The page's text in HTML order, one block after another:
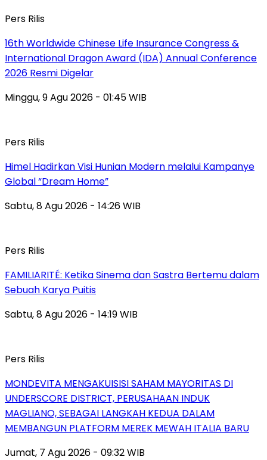
Pers Rilis
16th Worldwide Chinese Life Insurance Congress &
International Dragon Award (IDA) Annual Conference
2026 Resmi Digelar
Minggu, 9 Agu 2026 - 01:45 WIB
Pers Rilis
Himel Hadirkan Visi Hunian Modern melalui Kampanye
Global “Dream Home”
Sabtu, 8 Agu 2026 - 14:26 WIB
Pers Rilis
FAMILIARITÉ: Ketika Sinema dan Sastra Bertemu dalam
Sebuah Karya Puitis
Sabtu, 8 Agu 2026 - 14:19 WIB
Pers Rilis
MONDEVITA MENGAKUISISI SAHAM MAYORITAS DI
UNDERSCORE DISTRICT, PERUSAHAAN INDUK
MAGLIANO, SEBAGAI LANGKAH KEDUA DALAM
MEMBANGUN PLATFORM MEREK MEWAH ITALIA BARU
Jumat, 7 Agu 2026 - 09:32 WIB